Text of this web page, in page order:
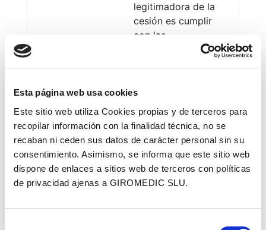
Esta página web usa cookies
Este sitio web utiliza Cookies propias y de terceros para
recopilar información con la finalidad técnica, no se
recaban ni ceden sus datos de carácter personal sin su
consentimiento. Asimismo, se informa que este sitio web
dispone de enlaces a sitios web de terceros con políticas
de privacidad ajenas a GIROMEDIC SLU.
legitimadora de la
cesión es cumplir
con las
Transferéncias
internacionales:No
se prevén
Elaboración de
perfiles:No se